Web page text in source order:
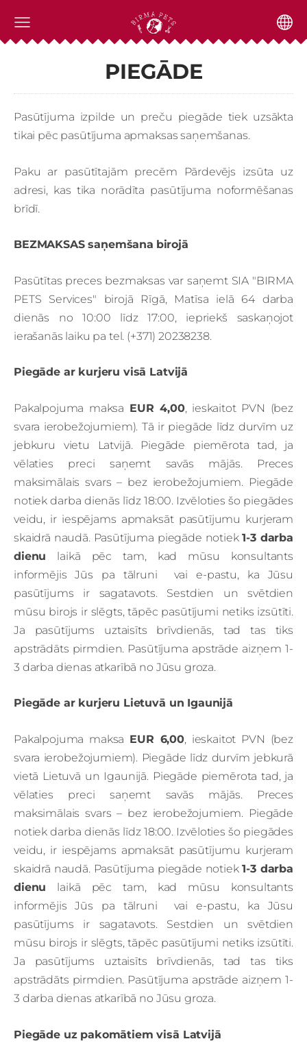
PIEGĀDE
Pasūtījuma izpilde un preču piegāde tiek uzsākta
tikai pēc pasūtījuma apmaksas saņemšanas.
Paku ar pasūtītajām precēm Pārdevējs izsūta uz
adresi, kas tika norādīta pasūtījuma noformēšanas
brīdī.
BEZMAKSAS saņemšana birojā
Pasūtītas preces bezmaksas var saņemt SIA "BIRMA
PETS Services" birojā Rīgā, Matīsa ielā 64 darba
dienās no 10:00 līdz 17:00, iepriekš saskaņojot
ierašanās laiku pa tel. (+371) 20238238.
Piegāde ar kurjeru visā Latvijā
Pakalpojuma maksa EUR 4,00, ieskaitot PVN (bez
svara ierobežojumiem). Tā ir piegāde līdz durvīm uz
jebkuru vietu Latvijā. Piegāde piemērota tad, ja
vēlaties preci saņemt savās mājās. Preces
maksimālais svars – bez ierobežojumiem. Piegāde
notiek darba dienās līdz 18:00. Izvēloties šo piegādes
veidu, ir iespējams apmaksāt pasūtījumu kurjeram
skaidrā naudā. Pasūtījuma piegāde notiek1-3 darba
dienu laikā pēc tam, kad mūsu konsultants
informējis Jūs pa tālruni vai e-pastu, ka Jūsu
pasūtījums ir sagatavots. Sestdien un svētdien
mūsu birojs ir slēgts, tāpēc pasūtījumi netiks izsūtīti.
Ja pasūtījums uztaisīts brīvdienās, tad tas tiks
apstrādāts pirmdien. Pasūtījuma apstrāde aizņem 1-
3 darba dienas atkarībā no Jūsu groza.
Piegāde ar kurjeru Lietuvā un Igaunijā
Pakalpojuma maksa EUR 6,00, ieskaitot PVN (bez
svara ierobežojumiem). Piegāde līdz durvīm jebkurā
vietā Lietuvā un Igaunijā. Piegāde piemērota tad, ja
vēlaties preci saņemt savās mājās. Preces
maksimālais svars – bez ierobežojumiem. Piegāde
notiek darba dienās līdz 18:00. Izvēloties šo piegādes
veidu, ir iespējams apmaksāt pasūtījumu kurjeram
skaidrā naudā. Pasūtījuma piegāde notiek1-3 darba
dienu laikā pēc tam, kad mūsu konsultants
informējis Jūs pa tālruni vai e-pastu, ka Jūsu
pasūtījums ir sagatavots. Sestdien un svētdien
mūsu birojs ir slēgts, tāpēc pasūtījumi netiks izsūtīti.
Ja pasūtījums uztaisīts brīvdienās, tad tas tiks
apstrādāts pirmdien. Pasūtījuma apstrāde aizņem 1-
3 darba dienas atkarībā no Jūsu groza.
Piegāde uz pakomātiem visā Latvijā